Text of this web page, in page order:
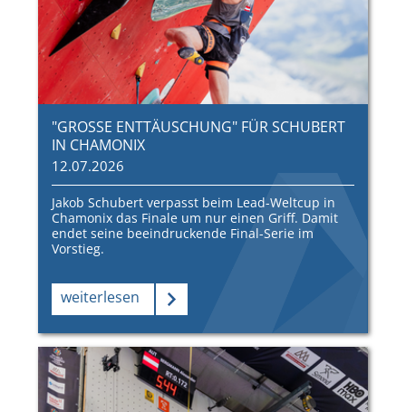
"GROSSE ENTTÄUSCHUNG" FÜR SCHUBERT I
N CHAMONIX
12.07.2026
Jakob Schubert verpasst beim Lead-Weltcup in
Chamonix das Finale um nur einen Griff. Damit
endet seine beeindruckende Final-Serie im
Vorstieg.
weiterlesen